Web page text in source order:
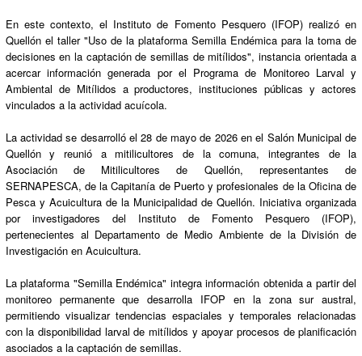
En este contexto, el Instituto de Fomento Pesquero (IFOP) realizó en
Quellón el taller "Uso de la plataforma Semilla Endémica para la toma de
decisiones en la captación de semillas de mitílidos", instancia orientada a
acercar información generada por el Programa de Monitoreo Larval y
Ambiental de Mitílidos a productores, instituciones públicas y actores
vinculados a la actividad acuícola.
La actividad se desarrolló el 28 de mayo de 2026 en el Salón Municipal de
Quellón y reunió a mitilicultores de la comuna, integrantes de la
Asociación de Mitilicultores de Quellón, representantes de
SERNAPESCA, de la Capitanía de Puerto y profesionales de la Oficina de
Pesca y Acuicultura de la Municipalidad de Quellón. Iniciativa organizada
por investigadores del Instituto de Fomento Pesquero (IFOP),
pertenecientes al Departamento de Medio Ambiente de la División de
Investigación en Acuicultura.
La plataforma "Semilla Endémica" integra información obtenida a partir del
monitoreo permanente que desarrolla IFOP en la zona sur austral,
permitiendo visualizar tendencias espaciales y temporales relacionadas
con la disponibilidad larval de mitílidos y apoyar procesos de planificación
asociados a la captación de semillas.